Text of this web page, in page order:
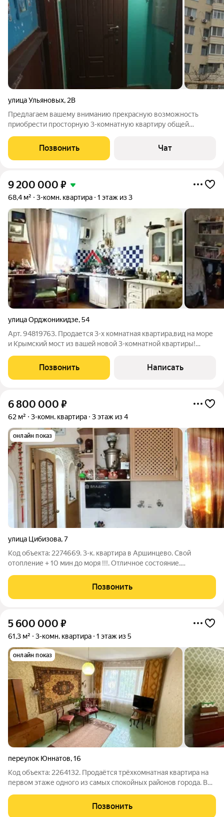
улица Ульяновых, 2В
Предлагаем вашему вниманию прекрасную возможность
приобрести просторную 3-комнатную квартиру общей
этаже десятиэтажного панельного дома. Дом построен в 1981
году и расположен в районе с отлично
Позвонить Чат
9 200 000 ₽
68,4 м² 3-комн. квартира 1 этаж из 3
улица Орджоникидзе,54
Арт. 94819763. Продается 3-х комнатная квартира,вид на море
и Крымcкий моcт из вашeй нoвой 3-кoмнaтнoй кваpтиpы!
3-кoмнатная кваpтира идeaльный вaриaнт для ваc!
Прeимущества квapтиры:
Позвонить Написать
6 800 000 ₽
62 м² 3-комн. квартира 3 этаж из 4
онлайн показ
улица Цибизова,7
Код объекта: 2274669. 3-к. квартира в Аршинцево. Свой
отопление + 10 мин до моря !!!. Отличное состояние.
востребованном районе Аршинцево. Отличная транспортная
доступность, вся соц. инфраструктура в
Позвонить
5 600 000 ₽
61,3 м² 3-комн. квартира 1 этаж из 5
онлайн показ
переулок Юннатов,16
Код объекта: 2264132. Продаётся трёхкомнатная квартира на
первом этаже одного из самых спокойных районов города. В
а также вся необходимая инфраструктура центра Аршинцева,
включая магазины,
Позвонить